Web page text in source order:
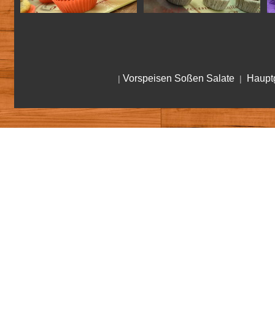
| Vorspeisen Soßen Salate|